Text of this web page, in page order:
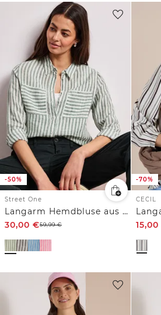
-50%
Street One
Langarm Hemdbluse aus Leinen
30,00 €59,99€
-70%
CECIL
15,00